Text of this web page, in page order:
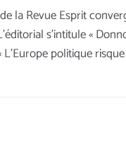
la Revue Esprit
s’intitule «
politique